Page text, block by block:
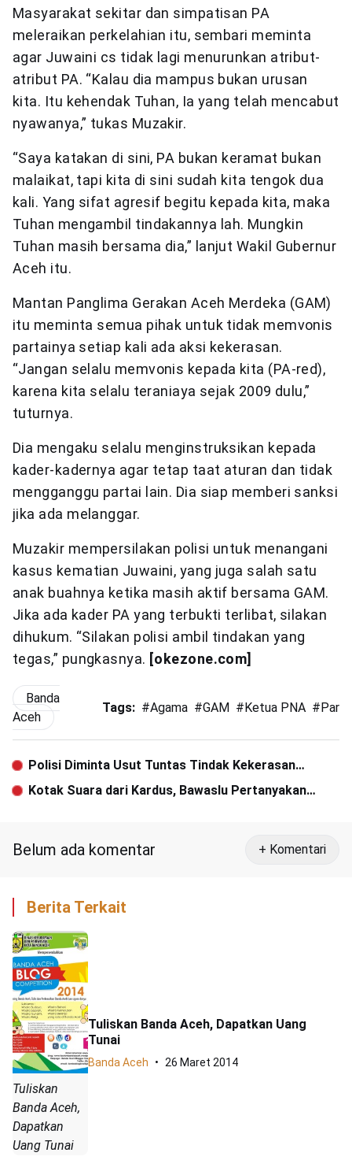
Masyarakat sekitar dan simpatisan PA
meleraikan perkelahian itu, sembari meminta
agar Juwaini cs tidak lagi menurunkan atribut-
atribut PA. “Kalau dia mampus bukan urusan
kita. Itu kehendak Tuhan, Ia yang telah mencabut
nyawanya,” tukas Muzakir.
“Saya katakan di sini, PA bukan keramat bukan
malaikat, tapi kita di sini sudah kita tengok dua
kali. Yang sifat agresif begitu kepada kita, maka
Tuhan mengambil tindakannya lah. Mungkin
Tuhan masih bersama dia,” lanjut Wakil Gubernur
Aceh itu.
Mantan Panglima Gerakan Aceh Merdeka (GAM)
itu meminta semua pihak untuk tidak memvonis
partainya setiap kali ada aksi kekerasan.
“Jangan selalu memvonis kepada kita (PA-red),
karena kita selalu teraniaya sejak 2009 dulu,”
tuturnya.
Dia mengaku selalu menginstruksikan kepada
kader-kadernya agar tetap taat aturan dan tidak
mengganggu partai lain. Dia siap memberi sanksi
jika ada melanggar.
Muzakir mempersilakan polisi untuk menangani
kasus kematian Juwaini, yang juga salah satu
anak buahnya ketika masih aktif bersama GAM.
Jika ada kader PA yang terbukti terlibat, silakan
dihukum. “Silakan polisi ambil tindakan yang
tegas,” pungkasnya. [okezone.com]
Banda
Aceh
Tags: #Agama #GAM # Ketua PNA #
Polisi Diminta Usut Tuntas Tindak Kekerasan
Terkait Pemilu
Kotak Suara dari Kardus, Bawaslu Pertanyakan
Belum ada komentar + Komentari
Berita Terkait
Tuliskan
Banda Aceh,
Dapatkan
Uang Tunai
Tuliskan Banda Aceh, Dapatkan Uang
Tunai
Banda Aceh 26 Maret 2014